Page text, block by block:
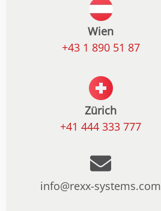
Wien
+43 1 890 51 87
Zürich
+41 444 333 777
info@rexx-systems.com